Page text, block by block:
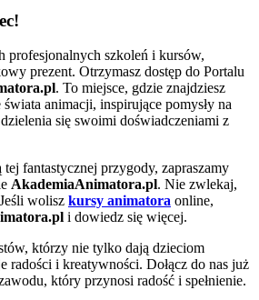
profesjonalnych szkoleń i kursów,
prezent. Otrzymasz dostęp do Portalu
. To miejsce, gdzie znajdziesz
animacji, inspirujące pomysły na
się swoimi doświadczeniami z
tej fantastycznej przygody, zapraszamy
AkademiaAnimatora.pl. Nie zwlekaj,
wolisz kursy animatora online,
i dowiedz się więcej.
którzy nie tylko dają dzieciom
radości i kreatywności. Dołącz do nas już
który przynosi radość i spełnienie.